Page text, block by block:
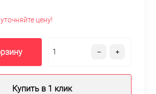
цену!
Купить в 1 клик